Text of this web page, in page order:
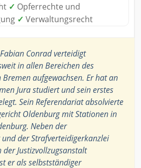
✓ Opferrechte und
✓ Verwaltungsrecht
Conrad verteidigt
in allen Bereichen des
aufgewachsen. Er hat an
Jura studiert und sein erstes
Sein Referendariat absolvierte
Oldenburg mit Stationen in
Neben der
der Strafverteidigerkanzlei
Justizvollzugsanstalt
er als selbstständiger